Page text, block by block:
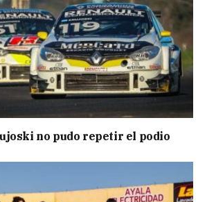
no pudo repetir el podio